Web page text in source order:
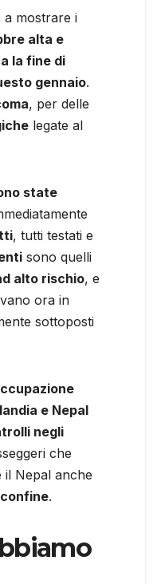
a mostrare i
alta e
la fine di
gennaio.
, per delle
legate al
state
, tutti testati e
sono quelli
alto rischio, e
ora in
sottoposti
e Nepal
negli
che
il Nepal anche
.